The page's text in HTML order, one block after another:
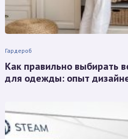
Гардероб
Как правильно выбирать
для одежды: опыт